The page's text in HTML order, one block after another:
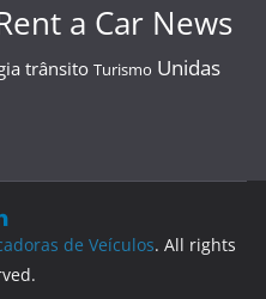
a Car News
trânsito Turismo Unidas
de Veículos. All rights